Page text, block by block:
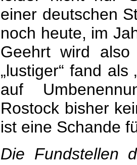
einer deutschen
noch heute, im
Geehrt wird also
„lustiger“ fand
auf
Rostock bisher
ist eine Schande
Die Fundstellen